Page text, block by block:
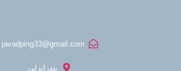
javadping33@gmail.com
بندرانزلی